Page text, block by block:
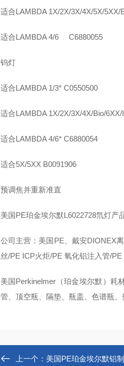
适合LAMBDA 1X/2X/3X/4X/5X/
适合LAMBDA 4/6 C6880055
钨灯
适合LAMBDA 1/3* C0550500
适合LAMBDA 1X/2X/3X/4X/Bio/
适合LAMBDA 4/6* C6880054
适合5X/5XX B0091906
预调焦并重新准直
美国PE珀金埃尔默L6022728氘灯产
公司主营：美国PE、戴安DIONEX
丝/PE ICP火炬/PE 氧化铝注入管/
美国Perkinelmer（珀金埃尔默）耗
管、顶空瓶、隔垫、瓶盖、色谱瓶
上一个： 美国PE珀金埃尔默铝